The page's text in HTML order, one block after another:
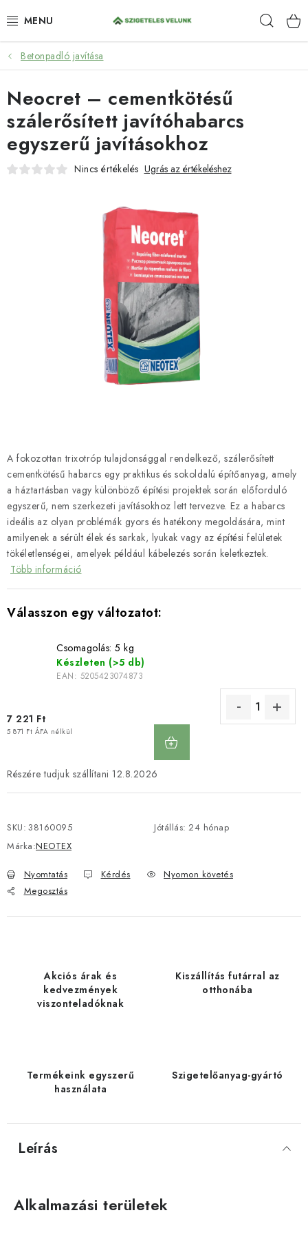
tartalomhoz
HIDROIZOLÁCIÓ
FESTÉKEK ÉS BEHATOLÁSOK
PADLÓK
ANTI-GRAFFITI
ÁLTALÁNOS SZERZŐDÉSI FELTÉTELEK
Betonpadló javítása
A fokozottan trixotróp tulajdonsággal rendelkező, szálerősített
cementkötésű habarcs egy praktikus és sokoldalú építőanyag, amely
a háztartásban vagy különböző építési projektek során előforduló
egyszerű, nem szerkezeti javításokhoz lett tervezve. Ez a habarcs
ideális az olyan problémák gyors és hatékony megoldására, mint
amilyenek a sérült élek és sarkak, lyukak vagy az építési felületek
tökéletlenségei, amelyek például kábelezés során keletkeztek.
Több információ
Csomagolás: 5 kg
Készleten (>5 db)
EAN: 5205423074873
7 221 Ft
5 871 Ft ÁFA nélkül
12.8.2026
SKU: 38160095
Márka:NEOTEX
Jótállás: 24 hónap
Nyomtatás Kérdés
Nyomon követés
Megosztás
Neocret – cementkötésű
szálerősített javítóhabarcs
egyszerű javításokhoz
Nincs értékelés Ugrás az értékeléshez
Akciós árak és
kedvezmények
viszonteladóknak
Kiszállítás futárral az
otthonába
Termékeink egyszerű
használata
Szigetelőanyag-gyártó
Leírás
Alkalmazási területek